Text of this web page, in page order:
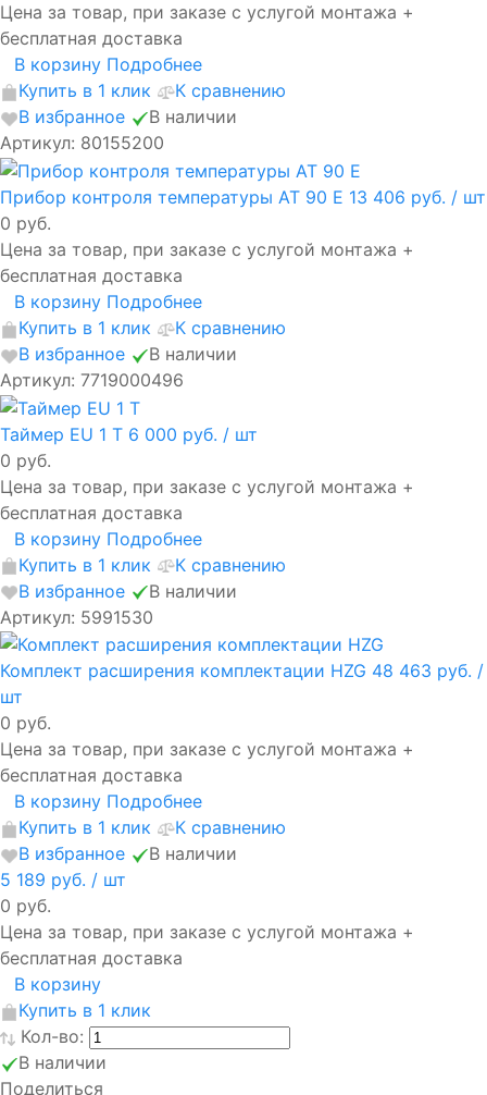
Цена за товар, при заказе с услугой монтажа +
бесплатная доставка
В корзину Подробнее
Купить в 1 клик
К сравнению
В избранное
В наличии
Артикул: 80155200
Прибор контроля температуры AT 90 E 13 406 руб. / шт
0 руб.
Цена за товар, при заказе с услугой монтажа +
бесплатная доставка
В корзину Подробнее
Купить в 1 клик
К сравнению
В избранное
В наличии
Артикул: 7719000496
Таймер EU 1 T 6 000 руб. / шт
0 руб.
Цена за товар, при заказе с услугой монтажа +
бесплатная доставка
В корзину Подробнее
Купить в 1 клик
К сравнению
В избранное
В наличии
Артикул: 5991530
Комплект расширения комплектации HZG 48 463 руб. /
шт
0 руб.
Цена за товар, при заказе с услугой монтажа +
бесплатная доставка
В корзину Подробнее
Купить в 1 клик
К сравнению
В избранное
В наличии
5 189 руб. / шт
0 руб.
Цена за товар, при заказе с услугой монтажа +
бесплатная доставка
В корзину
Купить в 1 клик
Кол-во:
В наличии
Поделиться